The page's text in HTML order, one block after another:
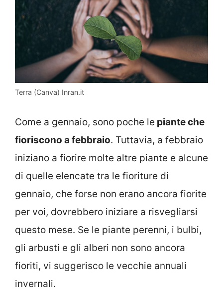
Terra (Canva) Inran.it
Come a gennaio, sono poche le piante che
fioriscono a febbraio. Tuttavia, a febbraio
iniziano a fiorire molte altre piante e alcune
di quelle elencate tra le fioriture di
gennaio, che forse non erano ancora fiorite
per voi, dovrebbero iniziare a risvegliarsi
questo mese. Se le piante perenni, i bulbi,
gli arbusti e gli alberi non sono ancora
fioriti, vi suggerisco le vecchie annuali
invernali.